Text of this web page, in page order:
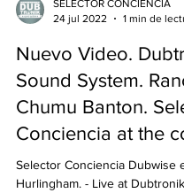
SELECTOR CONCIENCIA
Nuevo Video.
Sound System.
Chumu Banton.
Selector Conciencia Dubwise en el Galpón de